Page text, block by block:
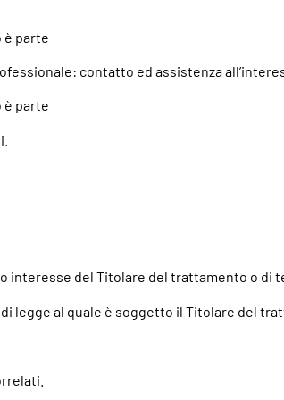
è parte
contatto ed assistenza
è parte
interesse del Titolare del trattamento o di
legge al quale è soggetto il Titolare del